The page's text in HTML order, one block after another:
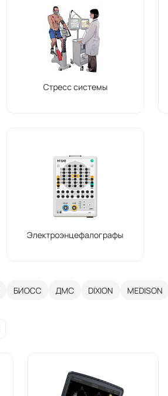
Стресс системы
Электроэнцефалографы
БИОСС ДМС DIXION MEDISON